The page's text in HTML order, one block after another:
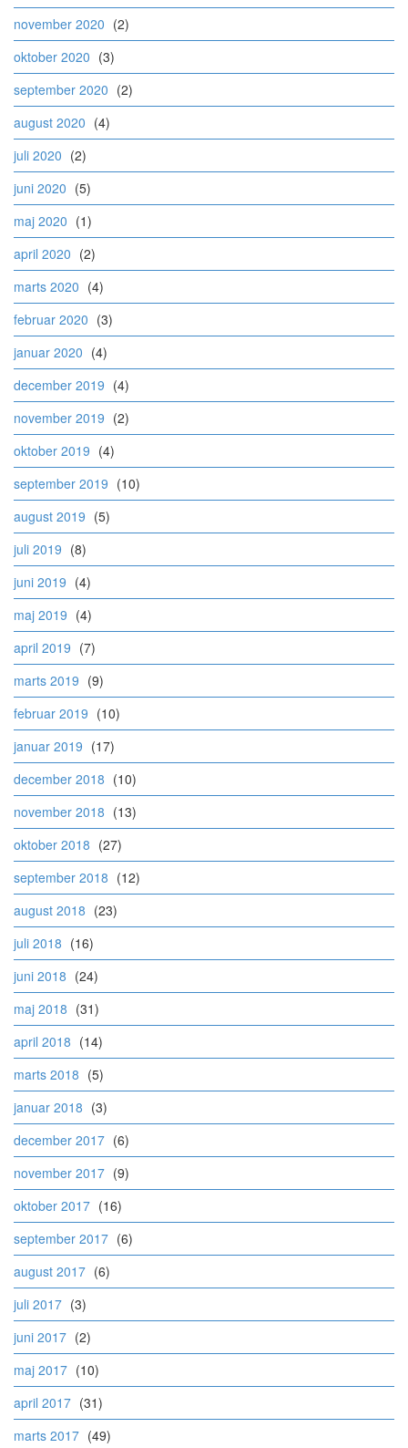
november 2020 (2)
oktober 2020 (3)
september 2020 (2)
august 2020 (4)
juli 2020 (2)
juni 2020 (5)
maj 2020 (1)
april 2020 (2)
marts 2020 (4)
februar 2020 (3)
januar 2020 (4)
december 2019 (4)
november 2019 (2)
oktober 2019 (4)
september 2019 (10)
august 2019 (5)
juli 2019 (8)
juni 2019 (4)
maj 2019 (4)
april 2019 (7)
marts 2019 (9)
februar 2019 (10)
januar 2019 (17)
december 2018 (10)
november 2018 (13)
oktober 2018 (27)
september 2018 (12)
august 2018 (23)
juli 2018 (16)
juni 2018 (24)
maj 2018 (31)
april 2018 (14)
marts 2018 (5)
januar 2018 (3)
december 2017 (6)
november 2017 (9)
oktober 2017 (16)
september 2017 (6)
august 2017 (6)
juli 2017 (3)
juni 2017 (2)
maj 2017 (10)
april 2017 (31)
marts 2017 (49)